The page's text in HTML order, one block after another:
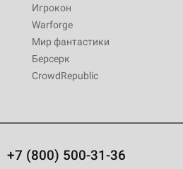
Игрокон
Warforge
Мир фантастики
Берсерк
CrowdRepublic
+7 (800) 500-31-36